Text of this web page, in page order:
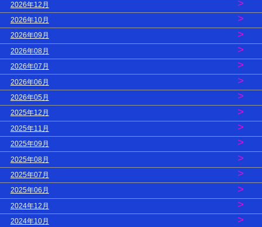
2026年12月
>
2026年10月 >
2026年09月 >
2026年08月 >
2026年07月 >
2026年06月 >
2026年05月 >
2025年12月 >
2025年11月 >
2025年09月 >
2025年08月 >
2025年07月 >
2025年06月 >
2024年12月 >
2024年10月 >